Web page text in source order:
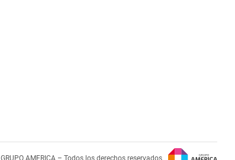
AMERICA – Todos los derechos reservados